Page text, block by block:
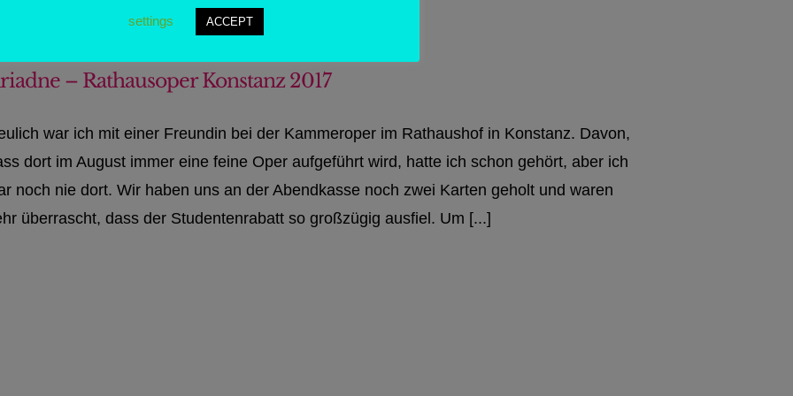
– Rathausoper Konstanz 2017
war ich mit einer Freundin bei der Kammeroper im Rathaushof in Konstanz. Davon,
dort im August immer eine feine Oper aufgeführt wird, hatte ich schon gehört, aber ich
noch nie dort. Wir haben uns an der Abendkasse noch zwei Karten geholt und waren
überrascht, dass der Studentenrabatt so großzügig ausfiel. Um [...]
settings ACCEPT